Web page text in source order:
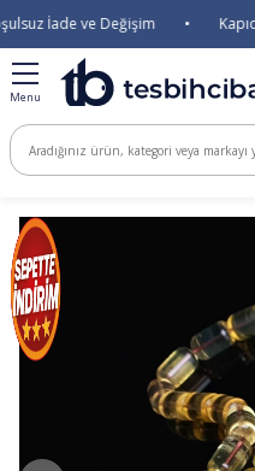
İade ve Değişim
Menu